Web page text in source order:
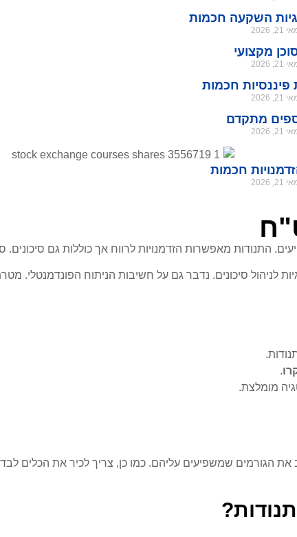
השקעה חכמות
21, 2026
מקצועי
21, 2026
פיננסיות חכמות
21, 2026
מתקדם
21, 2026
חכמות
21, 2026
התנודות מאפשרות הזדמנויות לרווח אך כוללות גם סיכונים.
לניהול סיכונים. נדבר גם על חשיבות הניתוח הפונדמנטלי.
.
מומלצת.
הגורמים שמשפיעים עליהם. כמו כן, צריך לכיר את הכלים